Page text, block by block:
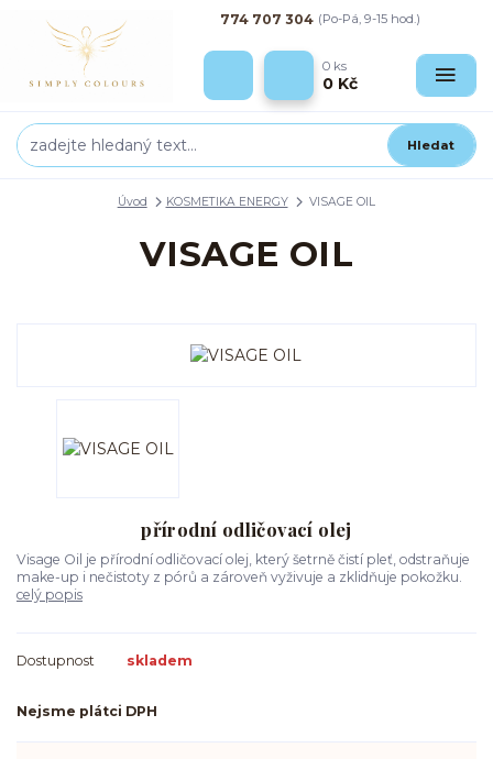
Hledat
774 707 304 (Po-Pá, 9-15 hod.)
0 ks
0 Kč
Úvod KOSMETIKA ENERGY VISAGE OIL
VISAGE OIL
přírodní odličovací olej
Visage Oil je přírodní odličovací olej, který šetrně čistí pleť, odstraňuje
make-up i nečistoty z pórů a zároveň vyživuje a zklidňuje pokožku.
celý popis
Dostupnost skladem
Nejsme plátci DPH